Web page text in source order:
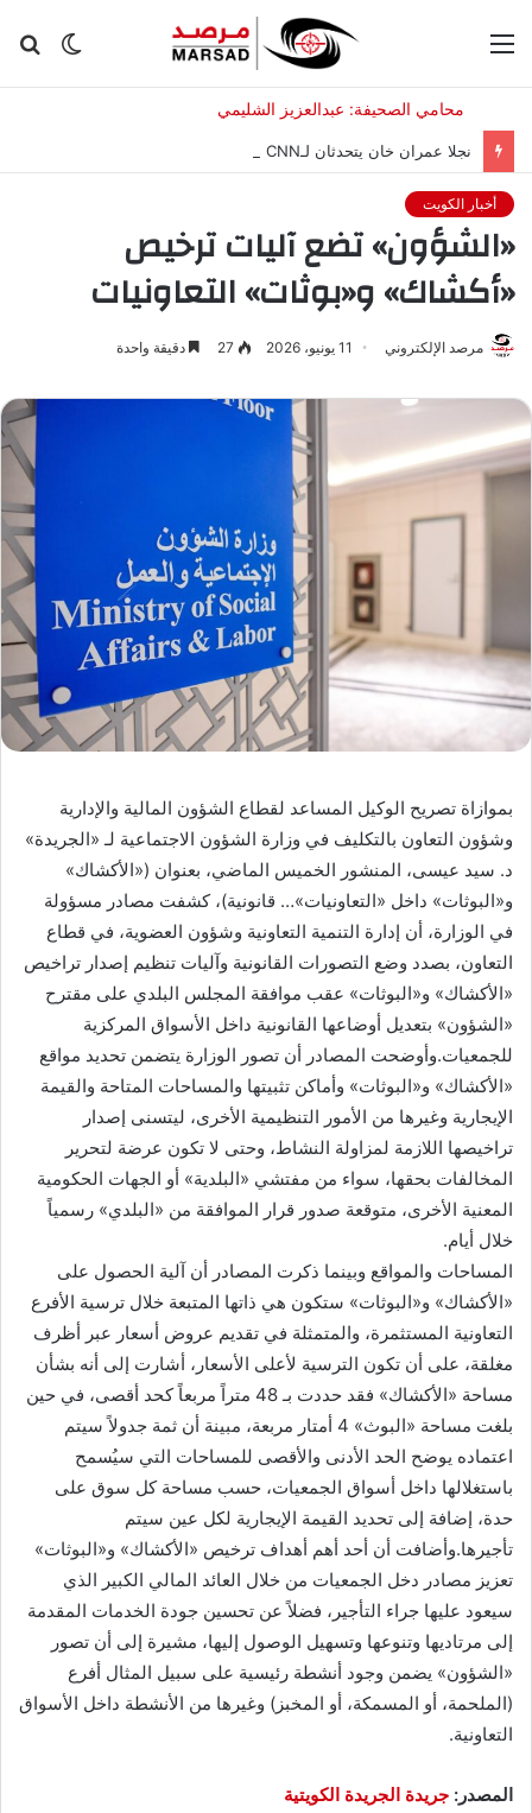
الوضع
نجلا عمران خان يتحدثان لـCNN عن والدهما وما يخشيانه
أخبار الكويت
«الشؤون» تضع آليات ترخيص
«أكشاك» و«بوثات» التعاونيات
مرصد الإلكتروني 11 يونيو، 2026 27 دقيقة واحدة
بموازاة تصريح الوكيل المساعد لقطاع الشؤون المالية والإدارية
وشؤون التعاون بالتكليف في وزارة الشؤون الاجتماعية لـ «الجريدة»
د. سيد عيسى، المنشور الخميس الماضي، بعنوان («الأكشاك»
و«البوثات» داخل «التعاونيات»… قانونية)، كشفت مصادر مسؤولة
في الوزارة، أن إدارة التنمية التعاونية وشؤون العضوية، في قطاع
التعاون، بصدد وضع التصورات القانونية وآليات تنظيم إصدار تراخيص
«الأكشاك» و«البوثات» عقب موافقة المجلس البلدي على مقترح
«الشؤون» بتعديل أوضاعها القانونية داخل الأسواق المركزية
للجمعيات.وأوضحت المصادر أن تصور الوزارة يتضمن تحديد مواقع
«الأكشاك» و«البوثات» وأماكن تثبيتها والمساحات المتاحة والقيمة
الإيجارية وغيرها من الأمور التنظيمية الأخرى، ليتسنى إصدار
تراخيصها اللازمة لمزاولة النشاط، وحتى لا تكون عرضة لتحرير
المخالفات بحقها، سواء من مفتشي «البلدية» أو الجهات الحكومية
المعنية الأخرى، متوقعة صدور قرار الموافقة من «البلدي» رسمياً
خلال أيام.
المساحات والمواقع وبينما ذكرت المصادر أن آلية الحصول على
«الأكشاك» و«البوثات» ستكون هي ذاتها المتبعة خلال ترسية الأفرع
التعاونية المستثمرة، والمتمثلة في تقديم عروض أسعار عبر أظرف
مغلقة، على أن تكون الترسية لأعلى الأسعار، أشارت إلى أنه بشأن
مساحة «الأكشاك» فقد حددت بـ 48 متراً مربعاً كحد أقصى، في حين
بلغت مساحة «البوث» 4 أمتار مربعة، مبينة أن ثمة جدولاً سيتم
اعتماده يوضح الحد الأدنى والأقصى للمساحات التي سيُسمح
باستغلالها داخل أسواق الجمعيات، حسب مساحة كل سوق على
حدة، إضافة إلى تحديد القيمة الإيجارية لكل عين سيتم
تأجيرها.وأضافت أن أحد أهم أهداف ترخيص «الأكشاك» و«البوثات»
تعزيز مصادر دخل الجمعيات من خلال العائد المالي الكبير الذي
سيعود عليها جراء التأجير، فضلاً عن تحسين جودة الخدمات المقدمة
إلى مرتاديها وتنوعها وتسهيل الوصول إليها، مشيرة إلى أن تصور
«الشؤون» يضمن وجود أنشطة رئيسية على سبيل المثال أفرع
(الملحمة، أو المسمكة، أو المخبز) وغيرها من الأنشطة داخل الأسواق
التعاونية.
المصدر: جريدة الجريدة الكويتية